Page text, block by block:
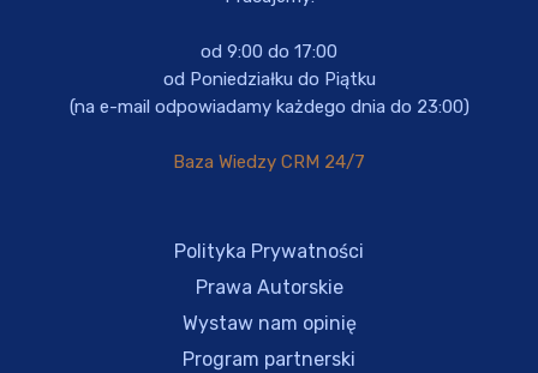
od 9:00 do 17:00
od Poniedziałku do Piątku
(na e-mail odpowiadamy każdego dnia do 23:00)
Baza Wiedzy CRM 24/7
Polityka Prywatności
Prawa Autorskie
Wystaw nam opinię
Program partnerski